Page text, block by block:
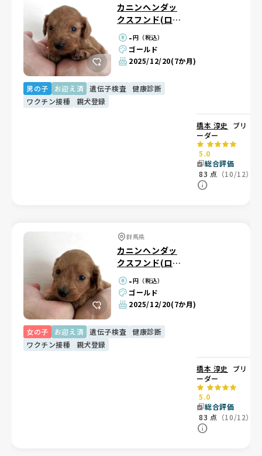
カニンヘンダッ
クスフンド(ロン
グ) -円（税込）
ゴールド
2025/12/20(7か月)
男の子 お迎え済 遺伝子検査
健康診断
ワクチン接種
親犬登録
橋本 淳史
ブリ
ーダー
5.0
総合評価
83 点 （10/12）
群馬県
カニンヘンダッ
クスフンド(ロン
グ) -円（税込）
ゴールド
2025/12/20(7か月)
女の子 お迎え済 遺伝子検査
健康診断
ワクチン接種
親犬登録
橋本 淳史
ブリ
ーダー
5.0
総合評価
83 点 （10/12）